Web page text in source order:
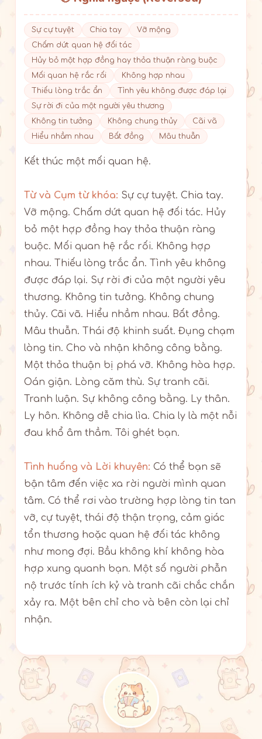
Sự cự tuyệt Chia tay
Vỡ mộng
Chấm dứt quan hệ đối tác
Hủy bỏ một hợp đồng hay thỏa thuận ràng buộc
Mối quan hệ rắc rối
Không hợp nhau
Thiếu lòng trắc ẩn
Tình yêu không được đáp lại
Sự rời đi của một người yêu thương
Không tin tưởng
Không chung thủy
Cãi vã
Hiểu nhầm nhau
Bất đồng Mâu thuẫn
Kết thúc một mối quan hệ.
Từ và Cụm từ khóa: Sự cự tuyệt. Chia tay.
Vỡ mộng. Chấm dứt quan hệ đối tác. Hủy
bỏ một hợp đồng hay thỏa thuận ràng
buộc. Mối quan hệ rắc rối. Không hợp
nhau. Thiếu lòng trắc ẩn. Tình yêu không
được đáp lại. Sự rời đi của một người yêu
thương. Không tin tưởng. Không chung
thủy. Cãi vã. Hiểu nhầm nhau. Bất đồng.
Mâu thuẫn. Thái độ khinh suất. Đụng chạm
lòng tin. Cho và nhận không công bằng.
Một thỏa thuận bị phá vỡ. Không hòa hợp.
Oán giận. Lòng căm thù. Sự tranh cãi.
Tranh luận. Sự không công bằng. Ly thân.
Ly hôn. Không dễ chia lìa. Chia ly là một nỗi
đau khổ âm thầm. Tôi ghét bạn.
Tình huống và Lời khuyên: Có thể bạn sẽ
bận tâm đến việc xa rời người mình quan
tâm. Có thể rơi vào trường hợp lòng tin tan
vỡ, cự tuyệt, thái độ thận trọng, cảm giác
tổn thương hoặc quan hệ đối tác không
như mong đợi. Bầu không khí không hòa
hợp xung quanh bạn. Một số người phẫn
nộ trước tính ích kỷ và tranh cãi chắc chắn
xảy ra. Một bên chỉ cho và bên còn lại chỉ
nhận.